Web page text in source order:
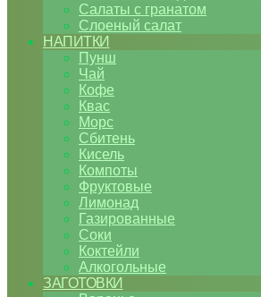
Салаты с гранатом
Слоеный салат
НАПИТКИ
Пунш
Чай
Кофе
Квас
Морс
Сбитень
Кисель
Компоты
Фруктовые
Лимонад
Газированные
Соки
Коктейли
Алкогольные
ЗАГОТОВКИ